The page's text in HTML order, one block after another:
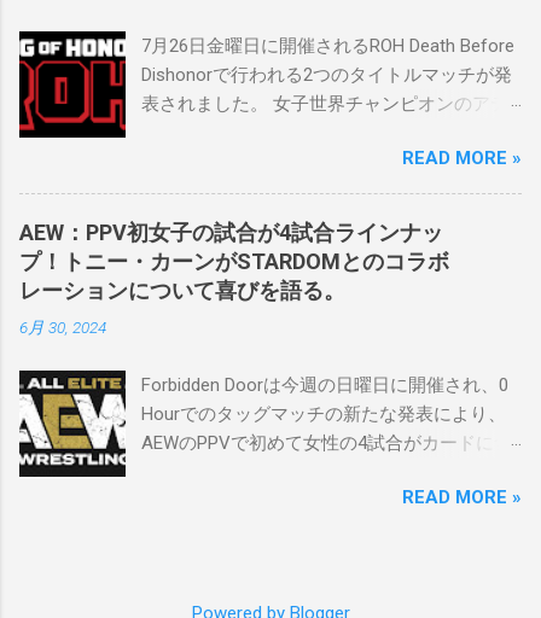
好きです。」 彼女は今、スケバンで重要な役
割を果たしています。 「今活躍している選手
をとても誇りに思い、応援しています。私の
ケバンのレスラーばかりです。私は彼らを私
の子供のように考えている」。 スケバンの最
新のショーは5月末に行われました。日本の女
子プロレスリーグがロサンゼルスでデビュー
し、5試合のカードが YouTube で公開されてい
野が見守る中、クラッシュ・ユウ選手を相手
にタイトル防衛に成功しました。 「スケバン
レスラーには無限の可能性を感じます。若く
スケバンがどこまで行くのか、コミッショナ
7月26日金曜日に開催されるROH Death Before
Dishonorで行われる2つのタイトルマッチが発
表されました。 女子世界チャンピオンのアテ
を防衛することになりました。この試合は木
曜日のROHで発表されました。アテナは5月か
ら活動を休止しており、リング上での欠場は
ストーリー上の負傷が原因とされています。
女子世界チャンピオンは5月の最後の試合で怪
我の恐怖に苦しみましたが、それはストーリ
Dishonorでタイトルを防衛します。PPVでレッ
ド・ベルベッドを相手にROH Women's TV 王
座の防衛戦を行います。 木曜日の放送では、
Championship Proving Groundの試合でウィー
READ MORE »
AEW：PPV初女子の試合が4試合ラインナッ
プ！トニー・カーンがSTARDOMとのコラボ
レーションについて喜びを語る。
6月 30, 2024
Forbidden Doorは今週の日曜日に開催され、0
Hourでのタッグマッチの新たな発表により、
AEWのPPVで初めて女性の4試合がカードに含
行われたメディアとの電話会議で、AEWのト
READ MORE »
Powered by Blogger